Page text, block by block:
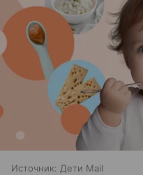
Источник: Дети Mail